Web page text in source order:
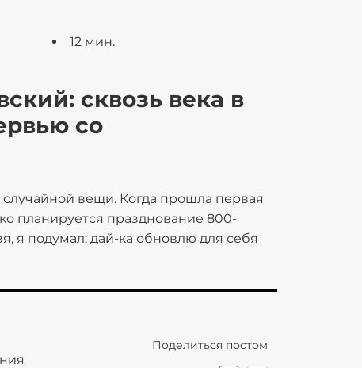
12 мин.
сквозь века в
со
вещи. Когда прошла первая
планируется празднование 800-
я подумал: дай-ка обновлю для себя
обрывочные сведения,
представлялось весьма
Поделиться постом